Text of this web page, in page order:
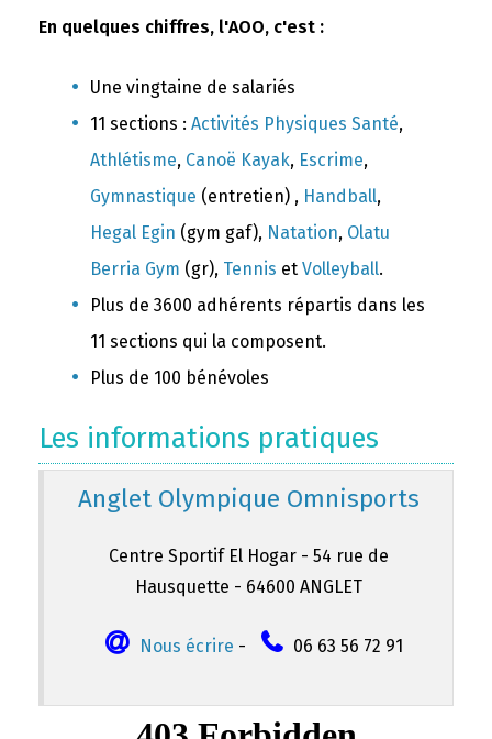
En quelques chiffres, l'AOO, c'est :
Une vingtaine de salariés
11 sections : Activités Physiques Santé,
Athlétisme, Canoë Kayak, Escrime,
Gymnastique (entretien) , Handball,
Hegal Egin (gym gaf), Natation, Olatu
Berria Gym (gr), Tennis et Volleyball.
Plus de 3600 adhérents répartis dans les
11 sections qui la composent.
Plus de 100 bénévoles
Les informations pratiques
Anglet Olympique Omnisports
Centre Sportif El Hogar - 54 rue de
Hausquette - 64600 ANGLET
Nous écrire - 06 63 56 72 91